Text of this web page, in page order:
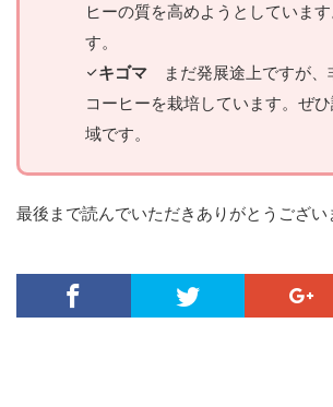
ヒーの質を高めようとしていま
す。
キゴマ まだ発展途上ですが、
コーヒーを栽培しています。ぜ
域です。
最後まで読んでいただきありがとうござい